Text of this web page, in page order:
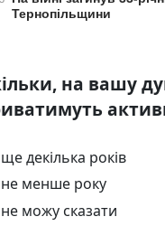
Тернопільщини
на вашу
ще декілька років
не менше року
не можу сказати